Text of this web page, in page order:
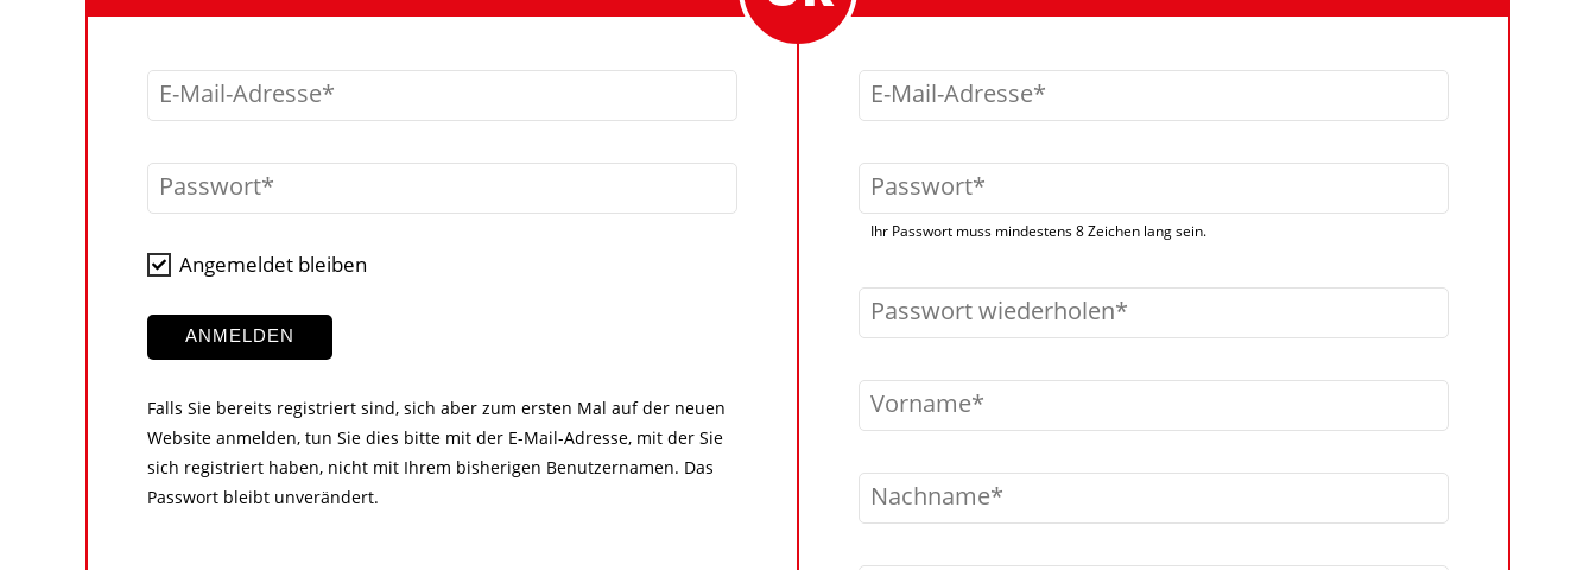
E-Mail-Adresse
Passwort
Angemeldet bleiben
ANMELDEN
Falls Sie bereits registriert sind, sich aber zum ersten Mal auf der neuen
Website anmelden, tun Sie dies bitte mit der E-Mail-Adresse, mit der Sie
sich registriert haben, nicht mit Ihrem bisherigen Benutzernamen. Das
Passwort bleibt unverändert.
E-Mail-Adresse
Passwort
Ihr Passwort muss mindestens 8 Zeichen lang sein.
Passwort wiederholen
Vorname
Nachname